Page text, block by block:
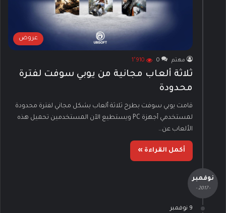
عروض
مهتم 0 1٬910
ثلاثة ألعاب مجانية من يوبي سوفت لفترة
محدودة
قامت يوبي سوفت بطرح ثلاثة ألعاب بشكل مجاني لفترة محدودة
لمستخدمي أجهزة PC ويستطيع الآن المستخدمين تحميل هذه
الألعاب عن…
أكمل القراءة »
نوفمبر
- 2017 -
9 نوفمبر